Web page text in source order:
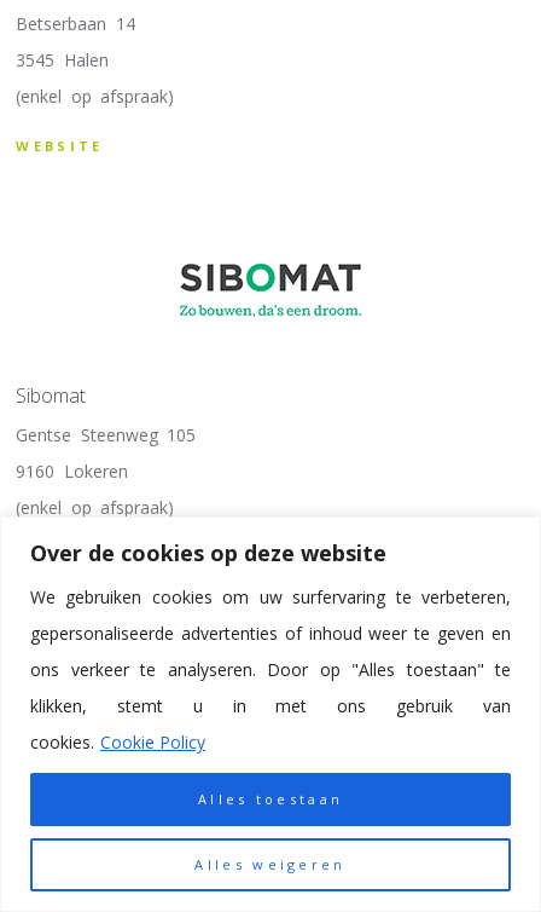
Over de cookies op deze website
We gebruiken cookies om uw surfervaring te verbeteren,
gepersonaliseerde advertenties of inhoud weer te geven en
ons verkeer te analyseren. Door op "Alles toestaan" te
klikken, stemt u in met ons gebruik van
cookies. Cookie Policy
Alles weigeren
Alles toestaan
Betserbaan 14
3545 Halen
(enkel op afspraak)
WEBSITE
Sibomat
Gentse Steenweg 105
9160 Lokeren
(enkel op afspraak)
WEBSITE
Sibomat
Chaussée de Dinant 1244
5100 Wépion